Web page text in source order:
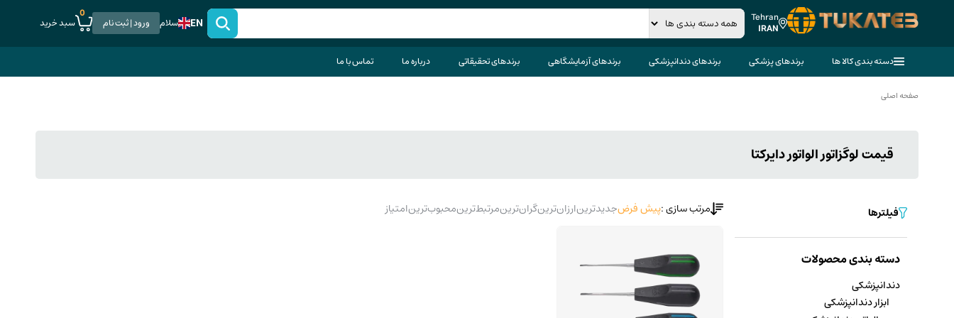
Tehran
IRAN
EN سلام ورود | ثبت نام
0
سبد خرید
دسته بندی کالا ها برندهای پزشکی برندهای دندانپزشکی برندهای آزمایشگاهی برندهای تحقیقاتی درباره ما تماس با ما
صفحه اصلی
قیمت لوگزاتور الواتور دایرکتا
فیلترها
دسته بندی محصولات
دندانپزشکی
ابزار دندانپزشکی
مرتب سازی :پیش فرضجدیدترینارزان‌ترینگران‌ترینمرتبط‌ترینمحبوب‌ترینامتیاز